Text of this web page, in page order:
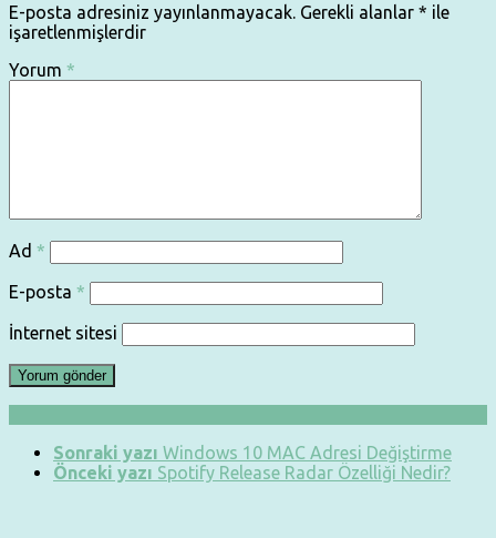
E-posta adresiniz yayınlanmayacak. Gerekli alanlar * ile
işaretlenmişlerdir
Yorum *
Ad *
E-posta *
İnternet sitesi
Sonraki yazı Windows 10 MAC Adresi Değiştirme
Önceki yazı Spotify Release Radar Özelliği Nedir?